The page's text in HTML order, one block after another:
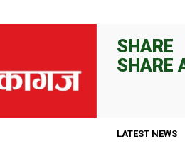
SHARE
SHARE
LATEST NEWS